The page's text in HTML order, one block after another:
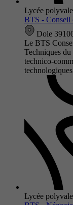
Lycée
BTS - Conseil
Dole
Le BTS
Techniques
technico-
Lycée